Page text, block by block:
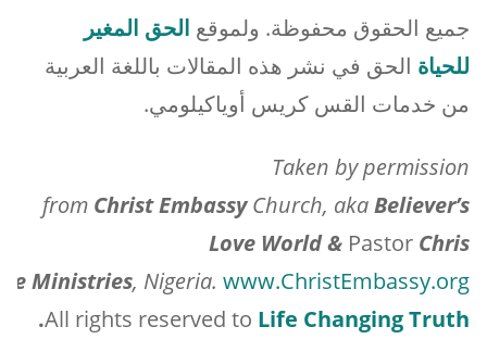
جميع الحقوق محفوظة. ولموقع الحق المغير
للحياة الحق في نشر هذه المقالات باللغة العربية
من خدمات القس كريس أوياكيلومي.
Taken by permission
from ChristEmbassy Church, akaBeliever’s
Love World & Pastor Chris
Ministries, Nigeria. www.ChristEmbassy.org
All rights reserved to Life Changing Truth
.